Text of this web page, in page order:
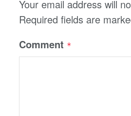
Your email address will
Required fields are
Comment *